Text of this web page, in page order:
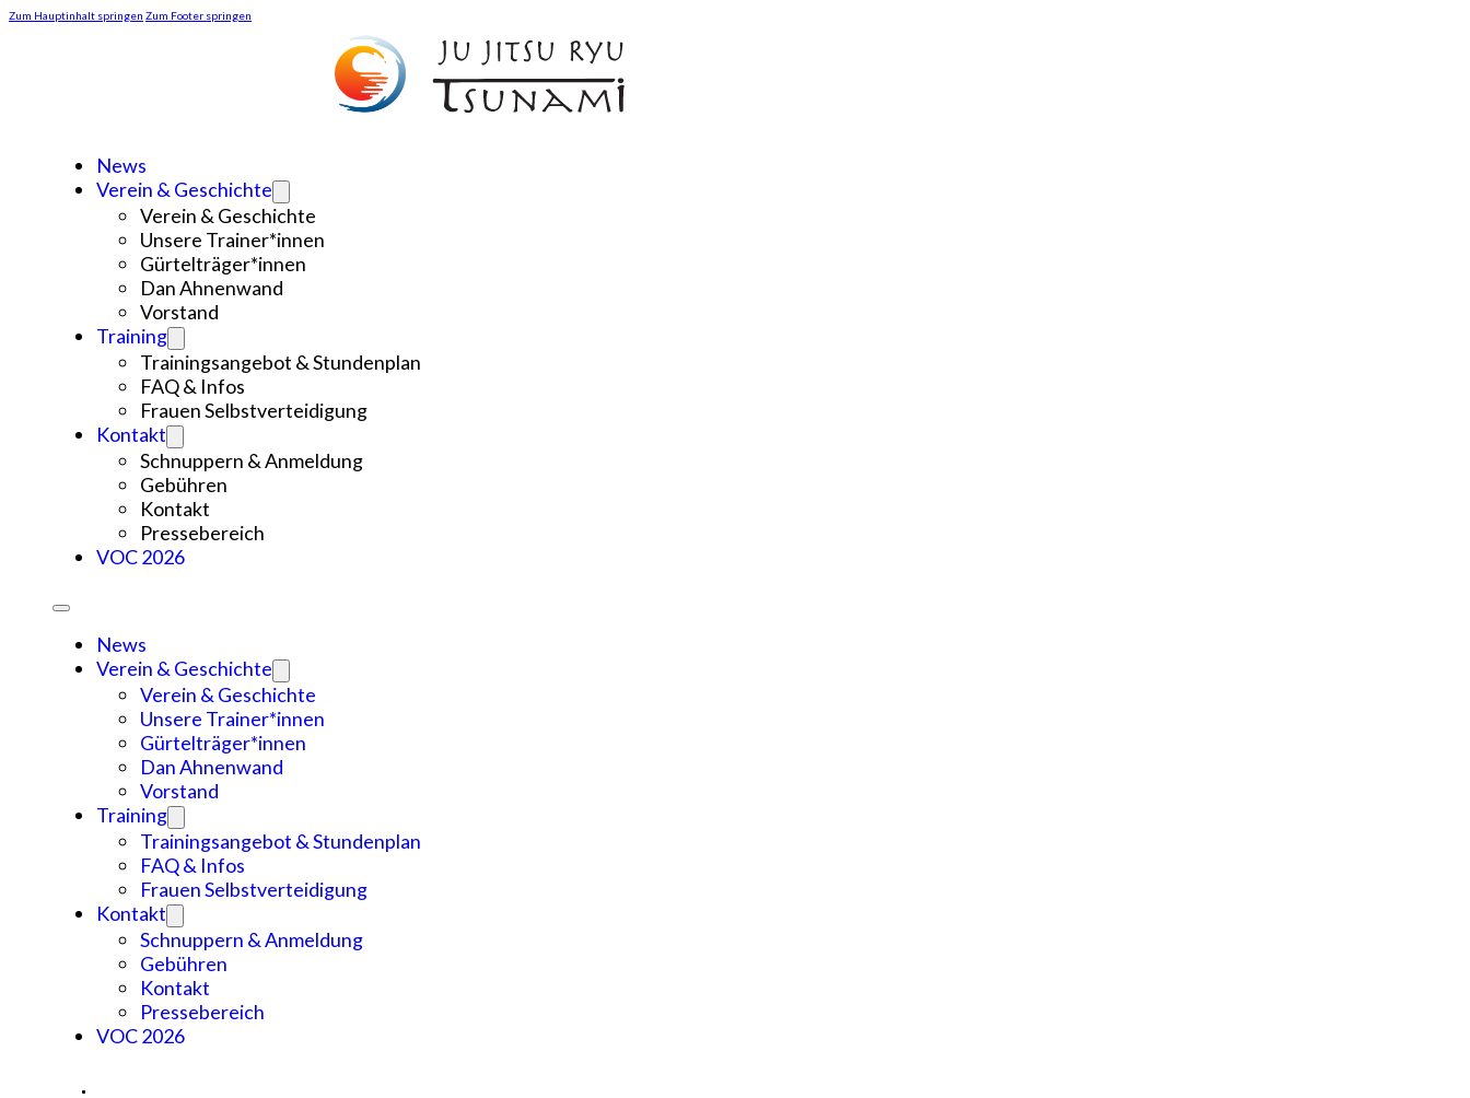
Zum Hauptinhalt springen Zum Footer springen
News
Verein & Geschichte
Verein & Geschichte
Unsere Trainer*innen
Gürtelträger*innen
Dan Ahnenwand
Vorstand
Training
Trainingsangebot & Stundenplan
FAQ & Infos
Frauen Selbstverteidigung
Kontakt
Schnuppern & Anmeldung
Gebühren
Kontakt
Pressebereich
VOC 2026
News
Verein & Geschichte
Verein & Geschichte
Unsere Trainer*innen
Gürtelträger*innen
Dan Ahnenwand
Vorstand
Training
Trainingsangebot & Stundenplan
FAQ & Infos
Frauen Selbstverteidigung
Kontakt
Schnuppern & Anmeldung
Gebühren
Kontakt
Pressebereich
VOC 2026